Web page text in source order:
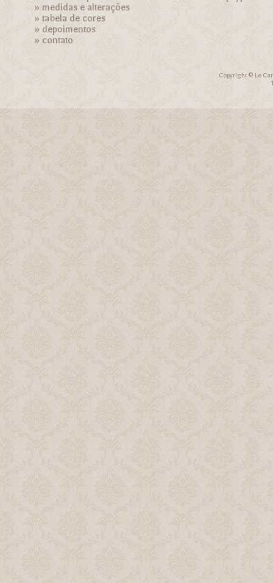
»medidas e alterações
»tabela de cores
» depoimentos
»contato
Copyright © Le